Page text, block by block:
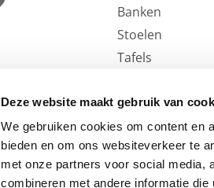
Deze website maakt gebruik van
We gebruiken cookies om content en
bieden en om ons websiteverkeer te
met onze partners voor social media,
combineren met andere informatie
Banken
Stoelen
Tafels
Vloeren
Outlet